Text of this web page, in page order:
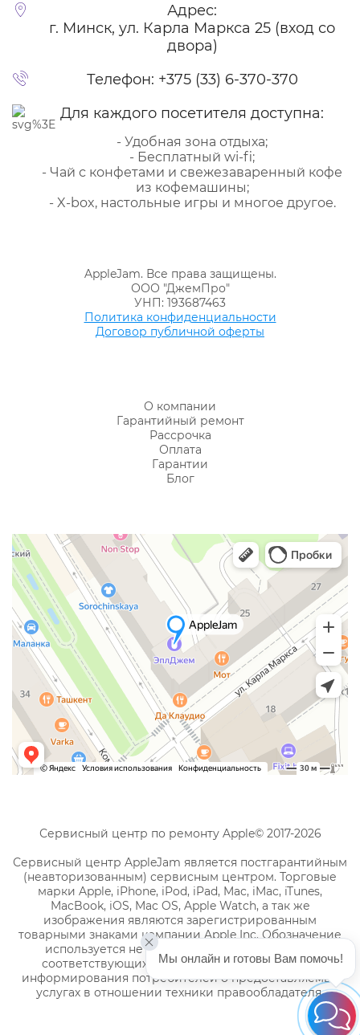
Адрес:
г. Минск, ул. Карла Маркса 25 (вход со
двора)
Телефон: +375 (33) 6-370-370
Для каждого посетителя доступна:
- Удобная зона отдыха;
- Бесплатный wi-fi;
- Чай с конфетами и свежезаваренный кофе
из кофемашины;
- X-box, настольные игры и многое другое.
AppleJam. Все права защищены.
ООО "ДжемПро"
УНП: 193687463
Политика конфиденциальности
Договор публичной оферты
О компании
Гарантийный ремонт
Рассрочка
Оплата
Гарантии
Блог
Сервисный центр по ремонту Apple© 2017-2026
Сервисный центр AppleJam является постгарантийным
(неавторизованным) сервисным центром. Торговые
марки Apple, iPhone, iPod, iPad, Mac, iMac, iTunes,
MacBook, iOS, Mac OS, Apple Watch, а так же
изображения являются зарегистрированным
товарными знаками компании Apple Inc. Обозначение
используется не с целью индивидуализации
соответствующих услуг по ремонту, а с целью
информирования потребителей о предоставляемых
услугах в отношении техники правообладателя.
Мы онлайн и готовы Вам помочь!